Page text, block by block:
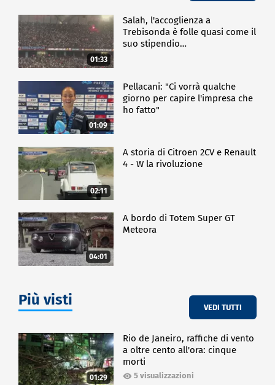
01:33
Salah, l'accoglienza a
Trebisonda è folle quasi come il
suo stipendio…
01:09
Pellacani: "Ci vorrà qualche
giorno per capire l'impresa che
ho fatto"
02:11
A storia di Citroen 2CV e Renault
4 - W la rivoluzione
04:01
A bordo di Totem Super GT
Meteora
Più visti VEDI TUTTI
01:29
Rio de Janeiro, raffiche di vento
a oltre cento all'ora: cinque
morti
5 visualizzazioni